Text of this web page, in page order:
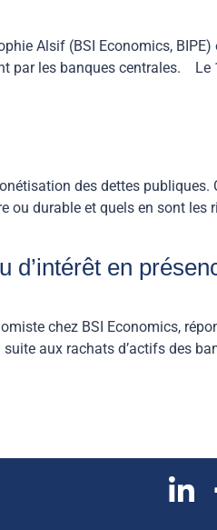
Alsif (BSI Economics,
par les banques centrales. Le
des dettes
durable et quels en sont les
d’intérêt en
chez BSI Economics,
aux rachats d’actifs des